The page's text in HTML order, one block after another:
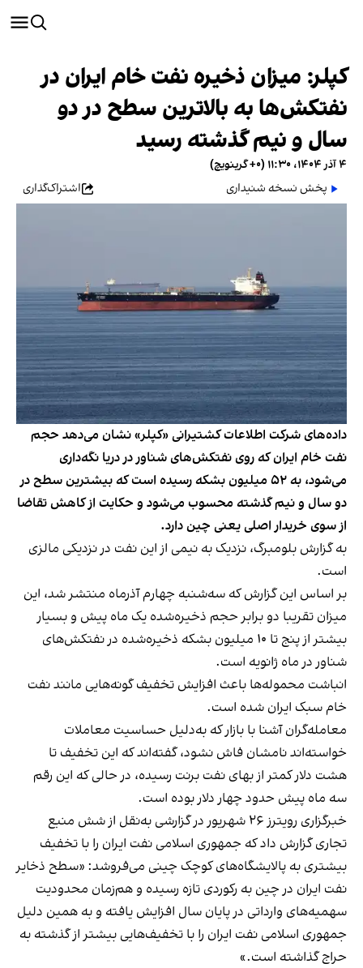
کپلر: میزان ذخیره نفت خام ایران در
نفتکش‌ها به بالاترین سطح در دو
سال و نیم گذشته رسید
۴ آذر ۱۴۰۴، ۱۱:۳۰ (‎+۰ گرینویچ)
پخش نسخه شنیداری
اشتراک‌گذاری
داده‌های شرکت اطلاعات کشتیرانی «کپلر» نشان می‌دهد حجم
نفت خام ایران که روی نفتکش‌های شناور در دریا نگه‌داری
می‌شود، به ۵۲ میلیون بشکه رسیده است که بیشترین سطح در
دو سال و نیم گذشته محسوب می‌شود و حکایت از کاهش تقاضا
از سوی خریدار اصلی یعنی چین دارد.
به گزارش بلومبرگ، نزدیک به نیمی از این نفت در نزدیکی مالزی
است.
بر اساس این گزارش که سه‌شنبه چهارم آذر‌ماه منتشر شد، این
میزان تقریبا دو برابر حجم ذخیره‌شده یک ماه پیش و بسیار
بیشتر از پنج تا ۱۰ میلیون بشکه ذخیره‌شده در نفتکش‌های
شناور در ماه ژانویه است.
انباشت محموله‌ها باعث افزایش تخفیف گونه‌هایی مانند نفت
خام سبک ایران شده است.
معامله‌گران آشنا با بازار که به‌دلیل حساسیت معاملات
خواسته‌اند نامشان فاش نشود، گفته‌اند که این تخفیف تا
هشت دلار کمتر از بهای نفت برنت رسیده، در حالی که این رقم
سه ماه پیش حدود چهار دلار بوده است.
خبرگزاری رویترز ۲۶ شهریور در گزارشی به‌نقل از شش منبع
تجاریگزارش دادکه جمهوری اسلامی نفت ایران را با تخفیف
بیشتری به پالایشگاه‌های کوچک چینی می‌فروشد: «سطح ذخایر
نفت ایران در چین به رکوردی تازه رسیده و هم‌زمان محدودیت
سهمیه‌های وارداتی در پایان سال افزایش یافته و به همین دلیل
جمهوری اسلامی نفت ایران را با تخفیف‌هایی بیشتر از گذشته به
حراج گذاشته است.»